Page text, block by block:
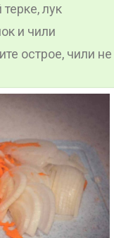
лук
и чили
острое, чили не